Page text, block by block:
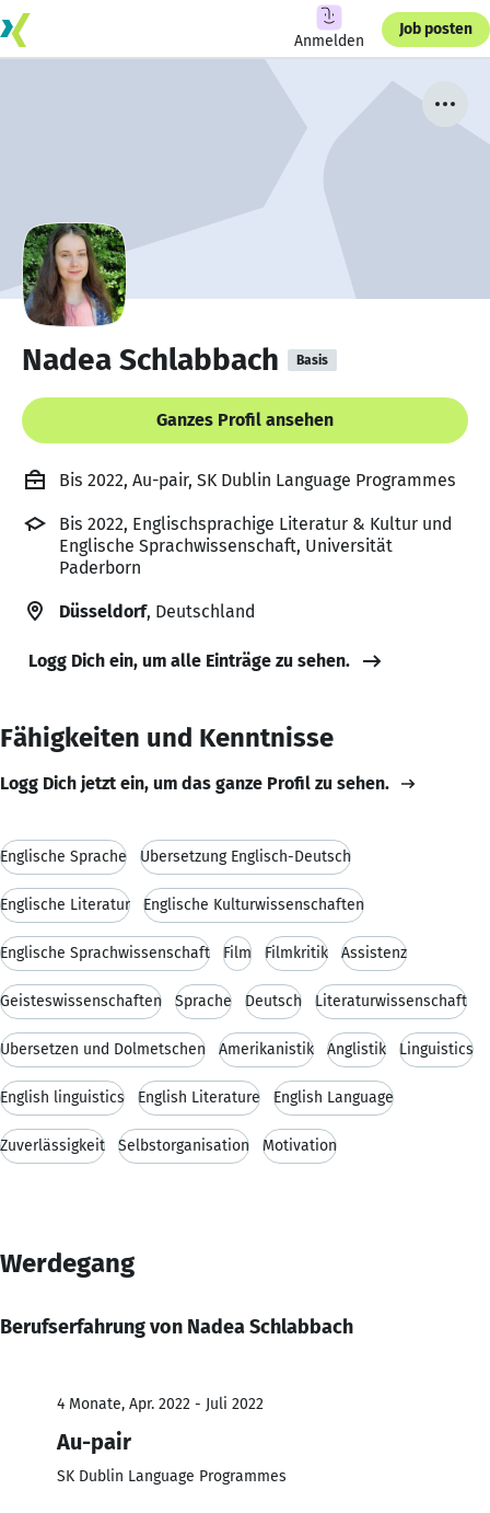
Anmelden
Job posten
Nadea Schlabbach Basis
Ganzes Profil ansehen
Bis 2022, Au-pair, SK Dublin Language Programmes
Bis 2022, Englischsprachige Literatur & Kultur und
Englische Sprachwissenschaft, Universität
Paderborn
Düsseldorf, Deutschland
Logg Dich ein, um alle Einträge zu sehen.
Fähigkeiten und Kenntnisse
Logg Dich jetzt ein, um das ganze Profil zu sehen.
Englische Sprache Übersetzung Englisch-Deutsch
Englische Literatur Englische Kulturwissenschaften
Englische Sprachwissenschaft Film Filmkritik Assistenz
Geisteswissenschaften Sprache Deutsch Literaturwissenschaft
Übersetzen und Dolmetschen Amerikanistik Anglistik Linguistics
English linguistics English Literature English Language
Zuverlässigkeit Selbstorganisation Motivation
Werdegang
Berufserfahrung von Nadea Schlabbach
4 Monate, Apr. 2022 - Juli 2022
Au-pair
SK Dublin Language Programmes